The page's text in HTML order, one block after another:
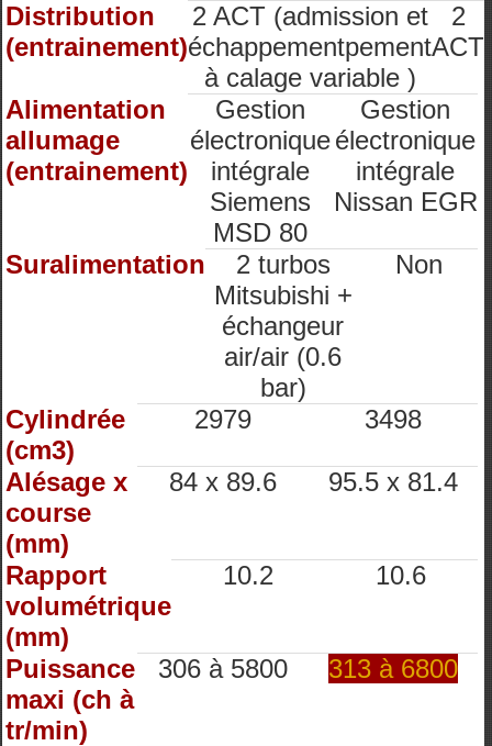
Distribution
(entrainement)
2 ACT (admission et
échappementpement
à calage variable )
2
ACT
Alimentation
allumage
(entrainement)
Gestion
électronique
intégrale
Siemens
MSD 80
Gestion
électronique
intégrale
Nissan EGR
Suralimentation
2 turbos
Mitsubishi +
échangeur
air/air (0.6
bar)
Non
Cylindrée
(cm3)
2979 3498
Alésage x
course
(mm)
84 x 89.6 95.5 x 81.4
Rapport
volumétrique
(mm)
10.2 10.6
Puissance
maxi (ch à
tr/min)
306 à 5800 313 à 6800